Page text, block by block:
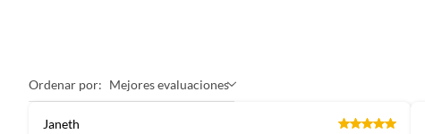
Ordenar por: Mejores evaluaciones
Janeth